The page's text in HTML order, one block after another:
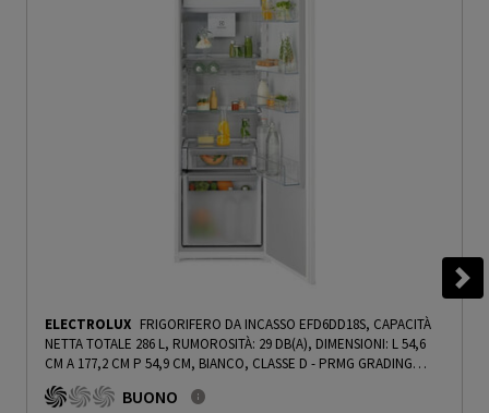
ELECTROLUX FRIGORIFERO DA INCASSO EFD6DD18S, CAPACITÀ
NETTA TOTALE 286 L, RUMOROSITÀ: 29 DB(A), DIMENSIONI: L 54,6
CM A 177,2 CM P 54,9 CM, BIANCO, CLASSE D - PRMG GRADING
ROCN - 15%
BUONO